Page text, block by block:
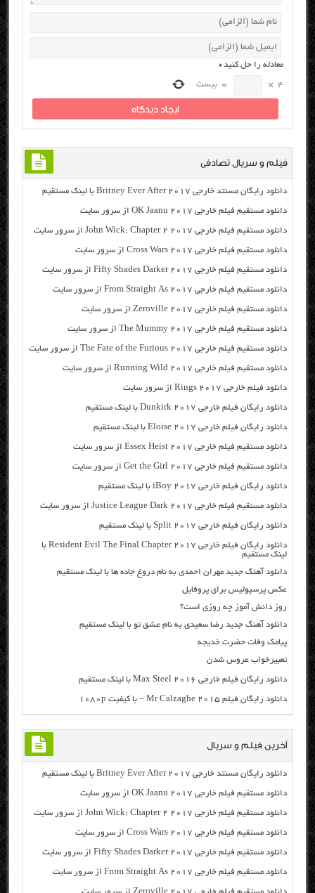
معادله را حل کنید*
4
×
= بیست
فیلم و سریال تصادفی
دانلود رایگان مسنتد خارجی Britney Ever After 2017 با لینک مستقیم
دانلود مستقیم فیلم خارجی OK Jaanu 2017 از سرور سایت
دانلود مستقیم فیلم خارجی John Wick: Chapter 2 2017 از سرور سایت
دانلود مستقیم فیلم خارجی Cross Wars 2017 از سرور سایت
دانلود مستقیم فیلم خارجی Fifty Shades Darker 2017 از سرور سایت
دانلود مستقیم فیلم خارجی From Straight As 2017 از سرور سایت
دانلود مستقیم فیلم خارجی Zeroville 2017 از سرور سایت
دانلود مستقیم فیلم خارجی The Mummy 2017 از سرور سایت
دانلود مستقیم فیلم خارجی The Fate of the Furious 2017 از سرور سایت
دانلود مستقیم فیلم خارجی Running Wild 2017 از سرور سایت
دانلود فیلم خارجی Rings 2017 از سرور سایت
دانلود رایگان فیلم خارجی Dunkirk 2017 با لینک مستقیم
دانلود رایگان فیلم خارجی Eloise 2017 با لینک مستقیم
دانلود مستقیم فیلم خارجی Essex Heist 2017 از سرور سایت
دانلود مستقیم فیلم خارجی Get the Girl 2017 از سرور سایت
دانلود رایگان فیلم خارجی iBoy 2017 با لینک مستقیم
دانلود مستقیم فیلم خارجی Justice League Dark 2017 از سرور سایت
دانلود رایگان فیلم خارجی Split 2017 با لینک مستقیم
دانلود رایگان فیلم خارجی Resident Evil The Final Chapter 2017 با
لینک مستقیم
دانلود آهنگ جدید مهران احمدی به نام دروغ جاده ها با لینک مستقیم
عکس پرسپولیس برای پروفایل
روز دانش آموز چه روزی است؟
دانلود آهنگ جدید رضا سعیدی به نام عشق تو با لینک مستقیم
پیامک وفات حضرت خدیجه
تعبیرخواب عروس شدن
دانلود رایگان فیلم خارجی Max Steel 2016 با لینک مستقیم
دانلود رایگان فیلم Mr Calzaghe 2015 – با کیفیت ۱۰۸۰p
آخرین فیلم و سریال
دانلود رایگان مسنتد خارجی Britney Ever After 2017 با لینک مستقیم
دانلود مستقیم فیلم خارجی OK Jaanu 2017 از سرور سایت
دانلود مستقیم فیلم خارجی John Wick: Chapter 2 2017 از سرور سایت
دانلود مستقیم فیلم خارجی Cross Wars 2017 از سرور سایت
دانلود مستقیم فیلم خارجی Fifty Shades Darker 2017 از سرور سایت
دانلود مستقیم فیلم خارجی From Straight As 2017 از سرور سایت